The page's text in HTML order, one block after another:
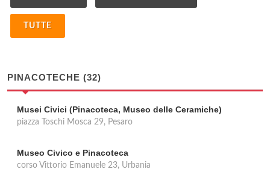
TUTTE
PINACOTECHE (32)
Musei Civici (Pinacoteca, Museo delle Ceramiche)
piazza Toschi Mosca 29, Pesaro
Museo Civico e Pinacoteca
corso Vittorio Emanuele 23, Urbania